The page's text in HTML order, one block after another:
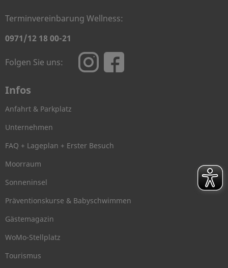
Terminvereinbarung Wellness:
0971/12 18 00-21
Folgen Sie uns:
Infos
Anfahrt & Parkplatz
Unternehmen
FAQ + Lageplan + Erster Besuch
Moorraum
Sonneninsel
Präventionskurse & Babyschwimmen
Gästemagazin
WoMo-Stellplatz
Tourismus